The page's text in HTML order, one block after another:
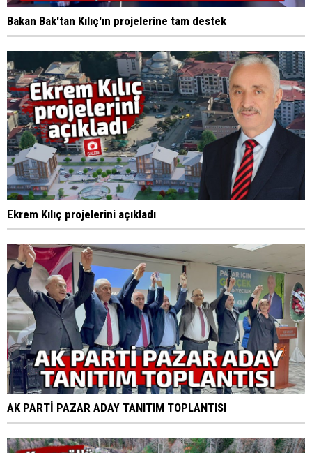
Bakan Bak'tan Kılıç'ın projelerine tam destek
Ekrem Kılıç projelerini açıkladı
AK PARTİ PAZAR ADAY TANITIM TOPLANTISI